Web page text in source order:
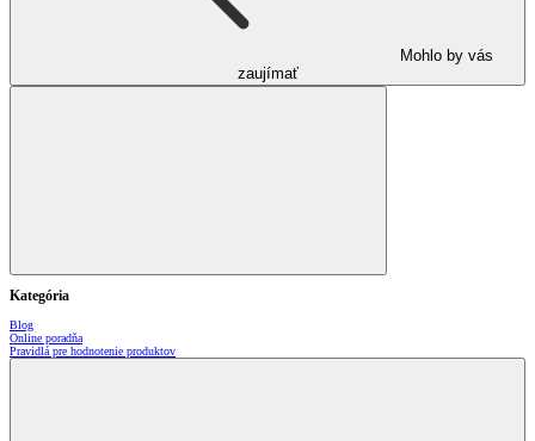
Mohlo by vás
zaujímať
Kategória
Blog
Online poradňa
Pravidlá pre hodnotenie produktov